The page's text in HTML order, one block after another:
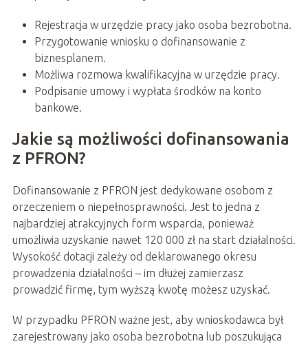
Rejestracja w urzędzie pracy jako osoba bezrobotna.
Przygotowanie wniosku o dofinansowanie z
biznesplanem.
Możliwa rozmowa kwalifikacyjna w urzędzie pracy.
Podpisanie umowy i wypłata środków na konto
bankowe.
Jakie są możliwości dofinansowania
z PFRON?
Dofinansowanie z PFRON jest dedykowane osobom z
orzeczeniem o niepełnosprawności. Jest to jedna z
najbardziej atrakcyjnych form wsparcia, ponieważ
umożliwia uzyskanie nawet 120 000 zł na start działalności.
Wysokość dotacji zależy od deklarowanego okresu
prowadzenia działalności – im dłużej zamierzasz
prowadzić firmę, tym wyższą kwotę możesz uzyskać.
W przypadku PFRON ważne jest, aby wnioskodawca był
zarejestrowany jako osoba bezrobotna lub poszukująca